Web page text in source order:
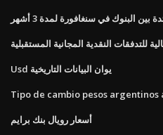
بين البنوك في سنغافورة لمدة 3 أشهر
للتدفقات النقدية المجانية المستقبلية
Usd يوان البيانات التاريخية
Tipo de cambio pesos argentinos
أسعار رويال بنك برايم